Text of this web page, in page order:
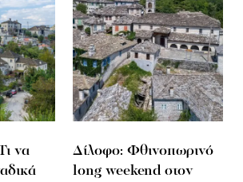
να
Δίλοφο: Φθινοπωρινό
long weekend στον